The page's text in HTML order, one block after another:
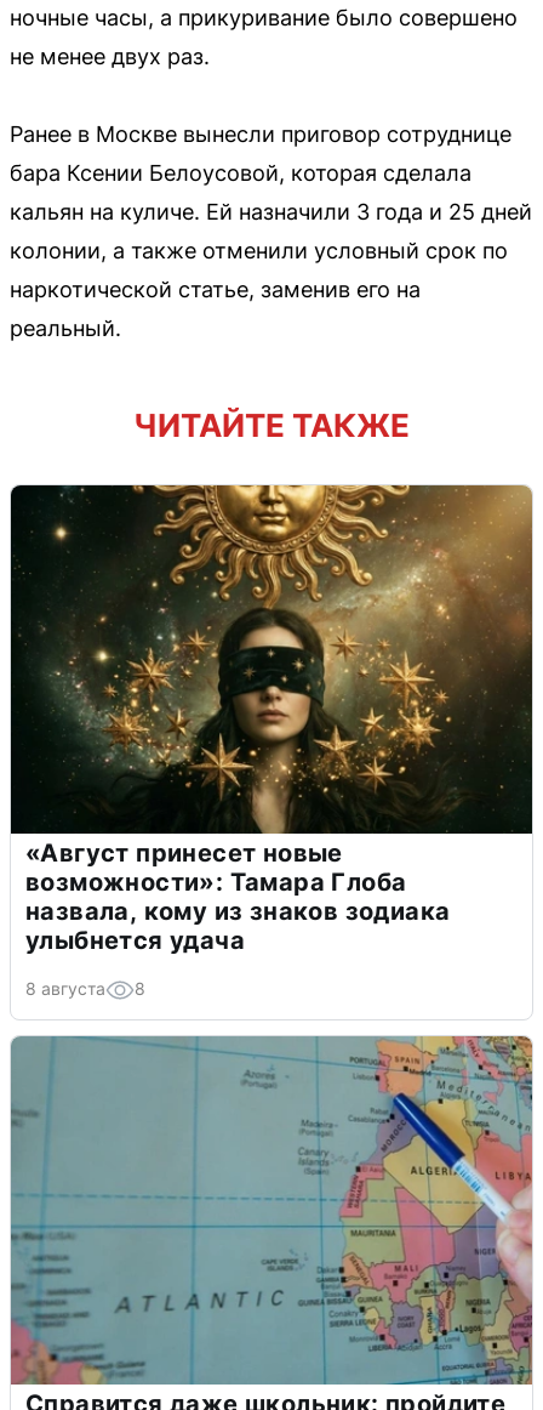
ночные часы, а прикуривание было совершено
не менее двух раз.
Ранее в Москве вынесли приговор сотруднице
бара Ксении Белоусовой, которая сделала
кальян на куличе. Ей назначили 3 года и 25 дней
колонии, а также отменили условный срок по
наркотической статье, заменив его на
реальный.
ЧИТАЙТЕ ТАКЖЕ
«Август принесет новые
возможности»: Тамара Глоба
назвала, кому из знаков зодиака
улыбнется удача
8 августа 8
Справится даже школьник: пройдите